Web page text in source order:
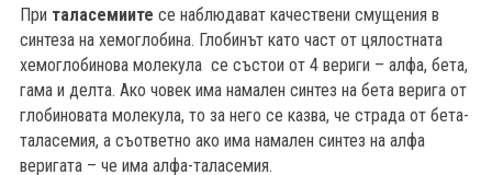
При таласемиите се наблюдават качествени смущения в
синтеза на хемоглобина. Глобинът като част от цялостната
хемоглобинова молекула се състои от 4 вериги – алфа, бета,
гама и делта. Ако човек има намален синтез на бета верига от
глобиновата молекула, то за него се казва, че страда от бета-
таласемия, а съответно ако има намален синтез на алфа
веригата – че има алфа-таласемия.